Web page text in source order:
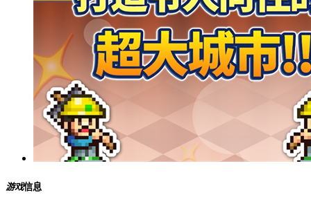
游戏信息